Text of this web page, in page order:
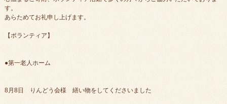
す。
あらためてお礼申し上げます。
【ボランティア】
●第一老人ホーム
8月8日 りんどう会様 繕い物をしてくださいました